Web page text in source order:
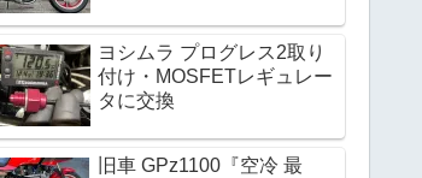
ヨシムラ プログレス2取り
付け・MOSFETレギュレー
タに交換 
旧車 GPz1100『空冷 最